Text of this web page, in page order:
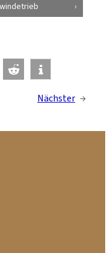
Nächster →